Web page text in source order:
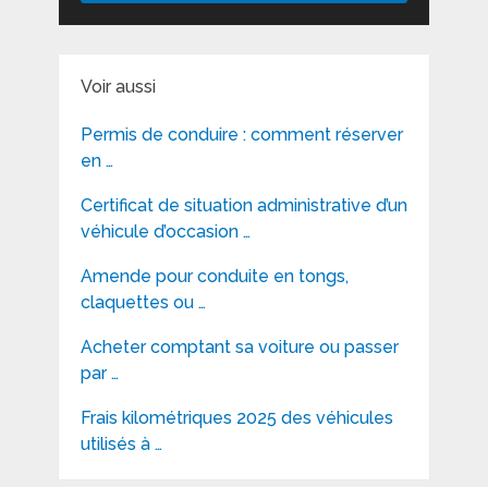
Voir aussi
Permis de conduire : comment réserver
en …
Certificat de situation administrative d’un
véhicule d’occasion …
Amende pour conduite en tongs,
claquettes ou …
Acheter comptant sa voiture ou passer
par …
Frais kilométriques 2025 des véhicules
utilisés à …